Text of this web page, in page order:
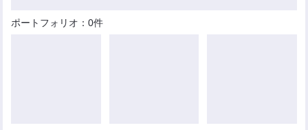
ポートフォリオ：0件